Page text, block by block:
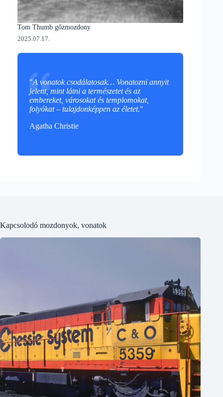
Tom Thumb gőzmozdony
2025.07.17.
"A vonatok csodálatosak… Vonatozni annyit
jelent, mint látni a természetet és az
embereket, városokat és templomokat,
folyókat – tulajdonképpen az életet."
Agatha Christie
Kapcsolodó mozdonyok, vonatok